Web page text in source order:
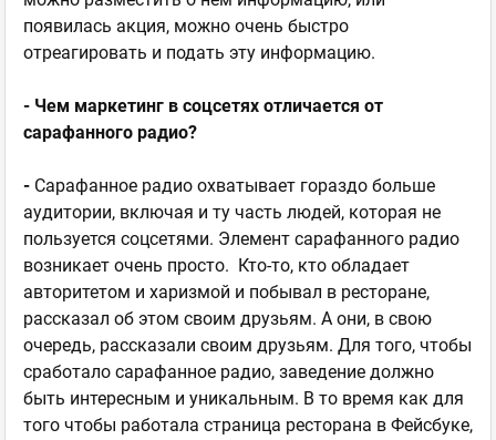
появилась акция, можно очень быстро
отреагировать и подать эту информацию.
- Чем маркетинг в соцсетях отличается от
сарафанного радио?
- Сарафанное радио охватывает гораздо больше
аудитории, включая и ту часть людей, которая не
пользуется соцсетями. Элемент сарафанного радио
возникает очень просто. Кто-то, кто обладает
авторитетом и харизмой и побывал в ресторане,
рассказал об этом своим друзьям. А они, в свою
очередь, рассказали своим друзьям. Для того, чтобы
сработало сарафанное радио, заведение должно
быть интересным и уникальным. В то время как для
того чтобы работала страница ресторана в Фейсбуке,